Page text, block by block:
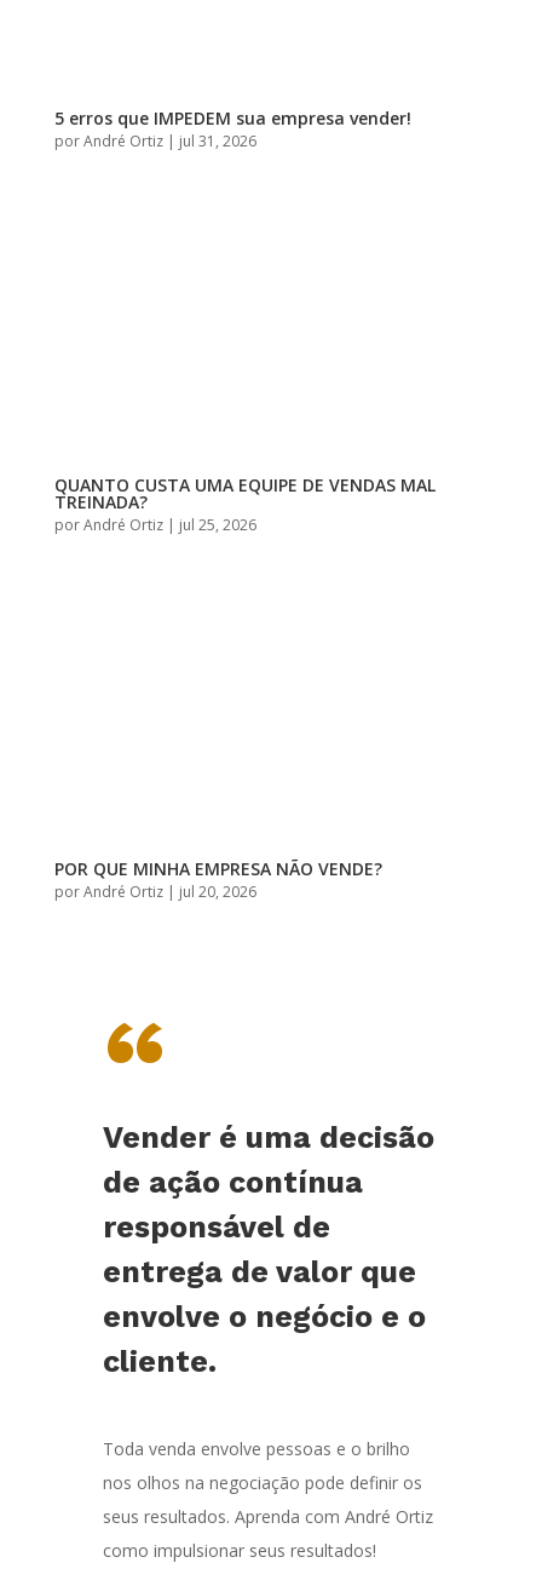
5 erros que IMPEDEM sua empresa vender!
porAndré Ortiz| jul 31, 2026
QUANTO CUSTA UMA EQUIPE DE VENDAS MAL
TREINADA?
porAndré Ortiz| jul 25, 2026
POR QUE MINHA EMPRESA NÃO VENDE?
porAndré Ortiz| jul 20, 2026
“
Vender é uma decisão
de ação contínua
responsável de
entrega de valor que
envolve o negócio e o
cliente.
Toda venda envolve pessoas e o brilho
nos olhos na negociação pode definir os
seus resultados. Aprenda com André Ortiz
como impulsionar seus resultados!